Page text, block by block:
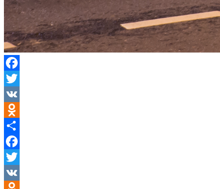
Facebook
Twitter
VK
Odnoklassniki
Отправить
Facebook
Twitter